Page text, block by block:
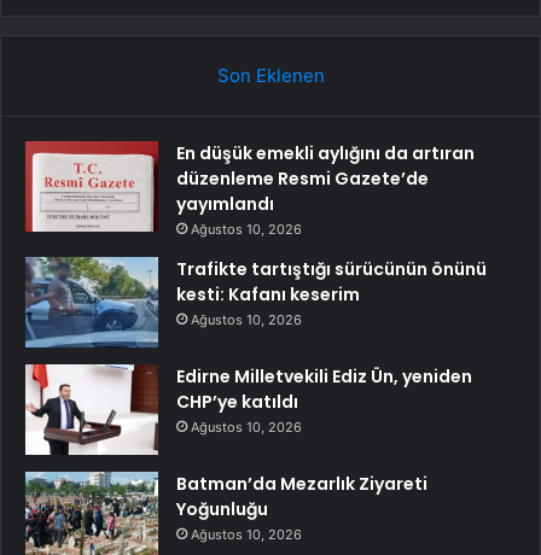
Son Eklenen
En düşük emekli aylığını da artıran
düzenleme Resmi Gazete’de
yayımlandı
Ağustos 10, 2026
Trafikte tartıştığı sürücünün önünü
kesti: Kafanı keserim
Ağustos 10, 2026
Edirne Milletvekili Ediz Ün, yeniden
CHP’ye katıldı
Ağustos 10, 2026
Batman’da Mezarlık Ziyareti
Yoğunluğu
Ağustos 10, 2026